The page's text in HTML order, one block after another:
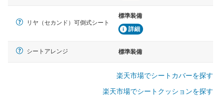
リヤ（セカンド）可倒式シート
標準装備
詳細
シートアレンジ 標準装備
楽天市場でシートカバーを探す
楽天市場でシートクッションを探す